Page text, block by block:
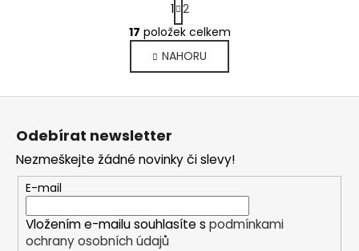
O
v
l
á
d
p
r
v
k
y
t
r
á
n
k
o
í
1 2
17 položek celkem
NAHORU
Odebírat newsletter
Nezmeškejte žádné novinky či slevy!
E-mail
Vložením e-mailu souhlasíte s podmínkami
ochrany osobních údajů